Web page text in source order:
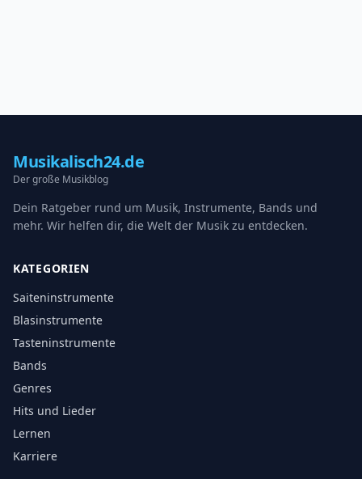
Musikalisch24.de
Der große Musikblog
Dein Ratgeber rund um Musik, Instrumente, Bands und
mehr. Wir helfen dir, die Welt der Musik zu entdecken.
KATEGORIEN
Saiteninstrumente
Blasinstrumente
Tasteninstrumente
Bands
Genres
Hits und Lieder
Lernen
Karriere